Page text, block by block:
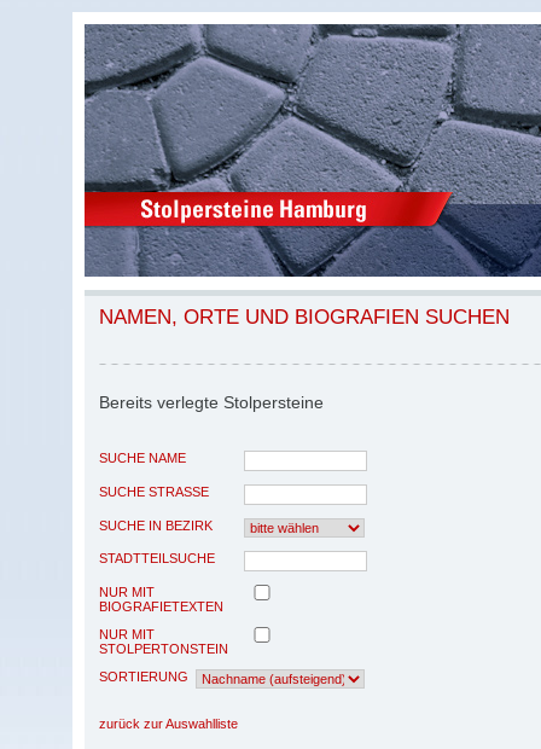
NAMEN, ORTE UND BIOGRAFIEN SUCHEN
Bereits verlegte Stolpersteine
SUCHE NAME
SUCHE STRASSE
SUCHE IN BEZIRK
STADTTEILSUCHE
NUR MIT
BIOGRAFIETEXTEN
NUR MIT
STOLPERTONSTEIN
SORTIERUNG
zurück zur Auswahlliste